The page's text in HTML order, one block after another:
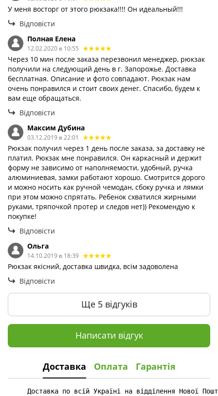
У меня восторг от этого рюкзака!!!! Он идеальный!!!
Відповісти
Полная Елена
12.02.2020 в 10:55
Через 10 мин после заказа перезвонил менеджер, рюкзак
получили на следующий день в г. Запорожье. Доставка
бесплатная. Описание и фото совпадают. Рюкзак нам
очень понравился и стоит своих денег. Спасибо, будем к
вам еще обращаться.
Відповісти
Максим Дубина
03.12.2019 в 22:01
Рюкзак получил через 1 день после заказа, за доставку не
платил. Рюкзак мне понравился. Он каркасный и держит
форму не зависимо от наполняемости, удобный, ручка
алюминиевая, замки работают хорошо. Смотрится дорого
и можно носить как ручной чемодан, сбоку ручка и лямки
при этом можно спрятать. Ребенок схватился жирными
руками, тряпочкой протер и следов нет)) Рекомендую к
покупке!
Відповісти
Ольга
14.10.2019 в 18:39
Рюкзак якісний, доставка швидка, всім задоволена
Відповісти
Ще 5 відгуків
Написати відгук
Доставка Оплата Гарантія